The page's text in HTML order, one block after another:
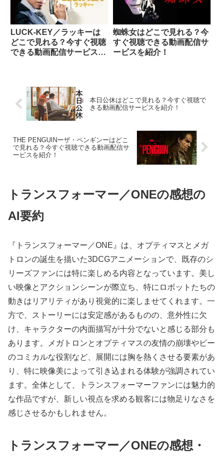
LUCK-KEY／ラッキーは
どこで見れる？今すぐ視聴
できる動画配信サービスを
蜘蛛女はどこで見れる？今
すぐ視聴できる動画配信サ
ービスを紹介！
本日公休はどこで見れる？今すぐ視聴で
きる動画配信サービスを紹介！
THE PENGUINーザ・ペンギンーはどこ
で見れる？今すぐ視聴できる動画配信サ
ービスを紹介！
トランスフォーマー／ONEの感想の
AI要約
『トランスフォーマー／ONE』は、オプティマスとメガ
トロンの誕生を描いた3DCGアニメーションで、既存のシ
リーズファンには特に楽しめる内容となっています。美し
い映像とアクションシーンが際立ち、特にロボットたちの
動きはリアリティがあり視覚的に楽しませてくれます。一
方で、ストーリーには安定感があるものの、意外性に欠
け、キャラクターの内面描写が十分でないと感じる部分も
あります。メガトロンとオプティマスの友情の崩壊やビー
のコミカルな役割など、展開には胸を熱くさせる要素があ
り、特に映像美によって引き込まれる体験が強調されてい
ます。全体として、トランスフォーマーファンには魅力的
な作品ですが、新しい視点を求める観客には物足りなさを
感じさせるかもしれません。
トランスフォーマー／ONEの感想・